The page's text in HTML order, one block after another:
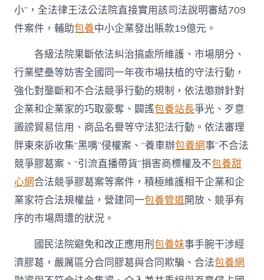
小”，全法律王法公法院直接實用該司法說明審結709
件案件，輔助包養中小企業發出賬款19億元。
各級法院果斷依法糾治搞處所維護、市場朋分、
行業壁壘等妨害全國同一年夜市場扶植的守法行動，
強化對壟斷和不合法競爭行動的規制，依法懲辦針對
企業和企業家的巧取豪奪、闢謠包養站長爭光、歹意
譭謗貿易信用、商品名譽等守法犯法行動。依法審理
胖東來訴收集“黑嘴”侵權案、“養車辦包養網事”不合法
競爭膠葛案、“引流直播帶貨”損害商標權及不包養甜
心網合法競爭膠葛案等案件，積極維護相干企業和企
業家符合法規權益，營建同一包養管道開放、競爭有
序的市場周遭的狀況。
國民法院避免和改正應用刑包養妹事手腕干涉經
濟膠葛，嚴厲區分合同膠葛與合同欺騙、合法包養網